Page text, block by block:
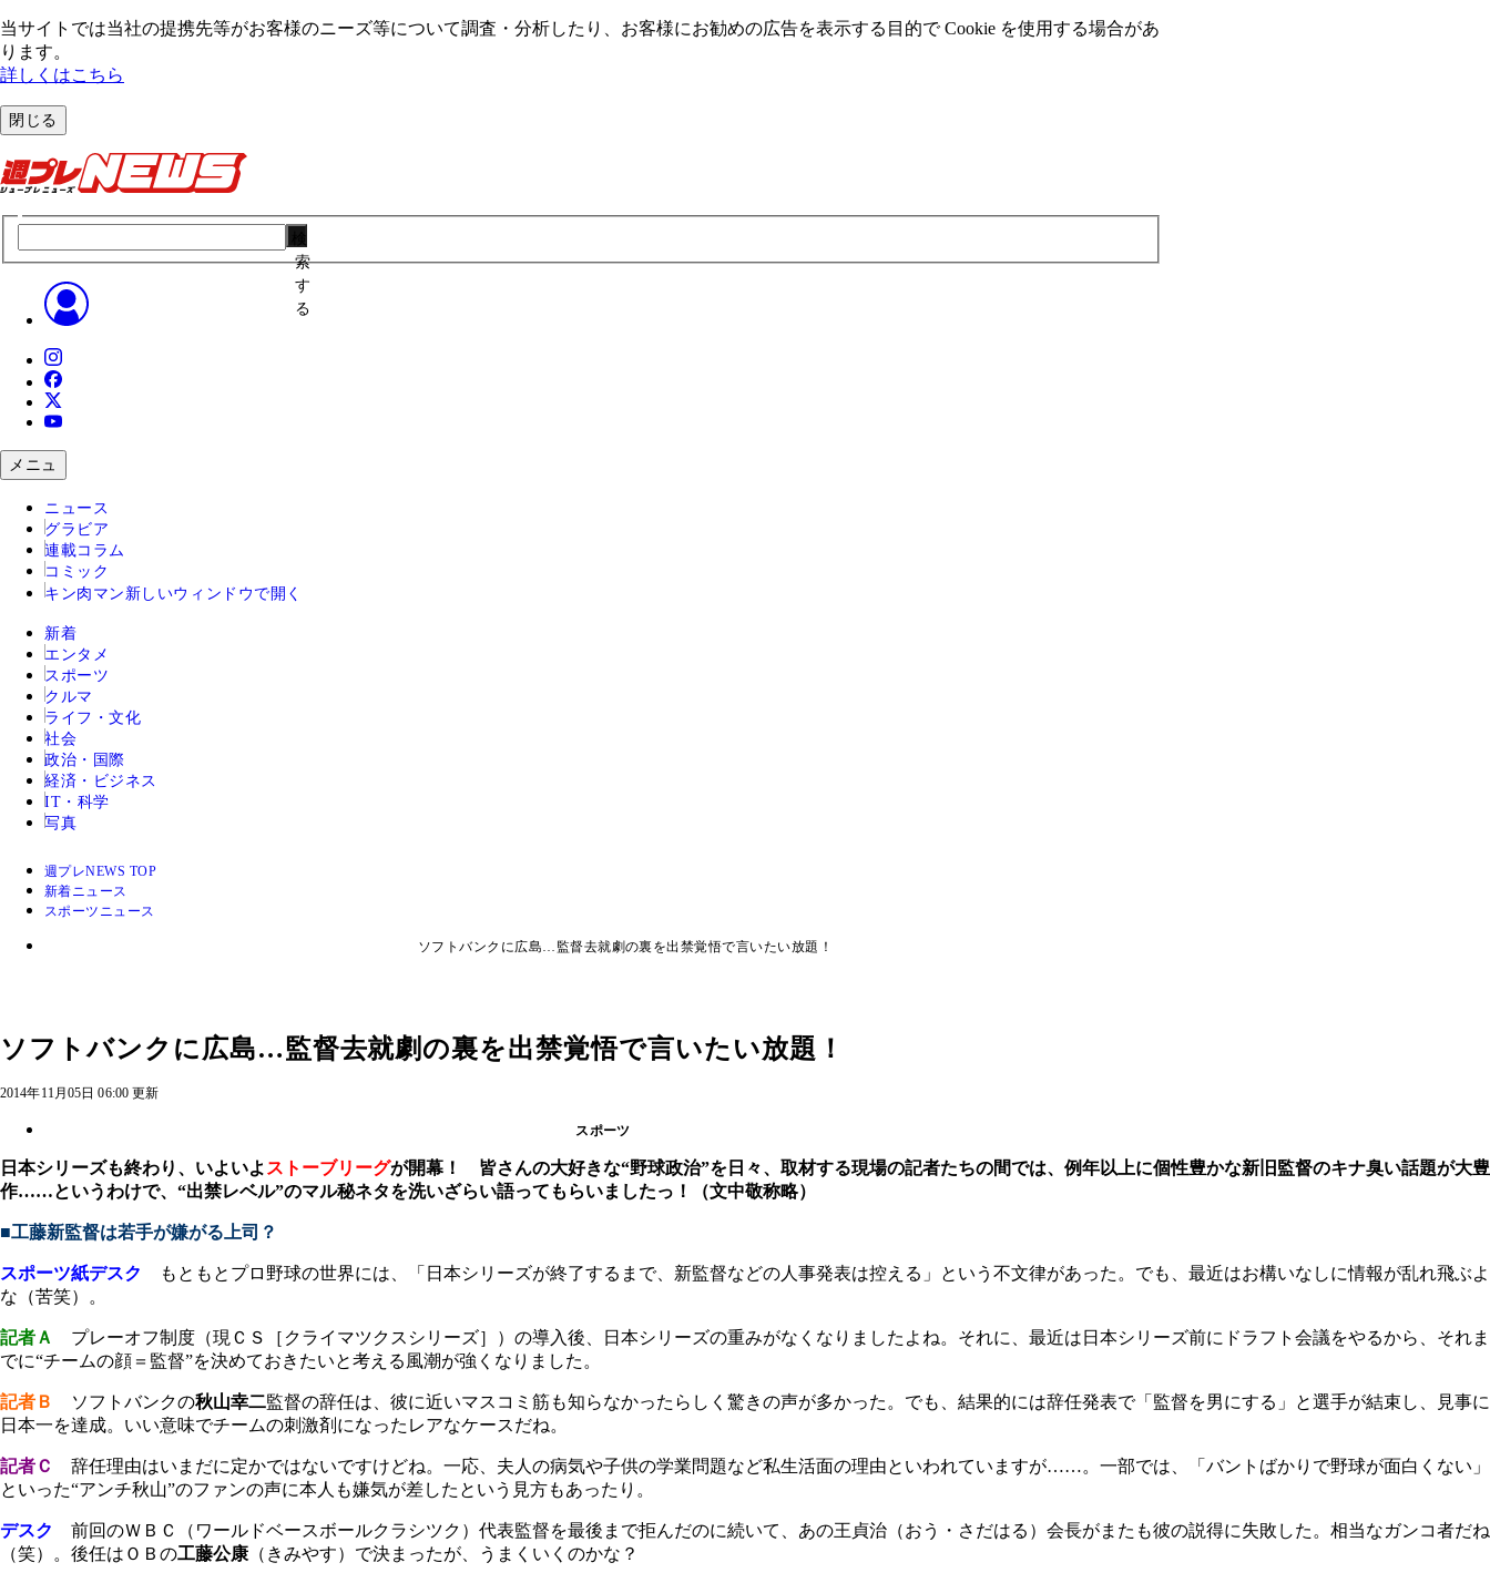
当サイトでは当社の提携先等がお客様のニーズ等について調査・分析したり、お客様にお勧めの広告を表⽰する⽬的で Cookie を使⽤する場合があ
ります。
詳しくはこちら
閉じる
索
す
る
メニュ
ニュース
グラビア
連載コラム
コミック
キン肉マン 新しいウィンドウで開く
新着
エンタメ
スポーツ
クルマ
ライフ・文化
社会
政治・国際
経済・ビジネス
IT・科学
写真
週プレNEWS TOP
新着ニュース
スポーツニュース
ソフトバンクに広島…監督去就劇の裏を出禁覚悟で言いたい放題！
ソフトバンクに広島…監督去就劇の裏を出禁覚悟で言いたい放題！
2014年11月05日 06:00 更新
スポーツ
日本シリーズも終わり、いよいよ ストーブリーグが開幕！ 皆さんの大好きな“野球政治”を日々、取材する現場の記者たちの間では、例年以上に個性豊かな新旧監督のキナ臭い話題が大豊
作……というわけで、“出禁レベル”のマル秘ネタを洗いざらい語ってもらいましたっ！（文中敬称略）
■工藤新監督は若手が嫌がる上司？
スポーツ紙デスク
もともとプロ野球の世界には、「日本シリーズが終了するまで、新監督などの人事発表は控える」という不文律があった。でも、最近はお構いなしに情報が乱れ飛ぶよ
な（苦笑）。
記者Ａ
プレーオフ制度（現ＣＳ［クライマツクスシリーズ］）の導入後、日本シリーズの重みがなくなりましたよね。それに、最近は日本シリーズ前にドラフト会議をやるから、それま
でに“チームの顔＝監督”を決めておきたいと考える風潮が強くなりました。
記者Ｂ ソフトバンクの秋山幸二監督の辞任は、彼に近いマスコミ筋も知らなかったらしく驚きの声が多かった。でも、結果的には辞任発表で「監督を男にする」と選手が結束し、見事に
日本一を達成。いい意味でチームの刺激剤になったレアなケースだね。
記者Ｃ
辞任理由はいまだに定かではないですけどね。一応、夫人の病気や子供の学業問題など私生活面の理由といわれていますが……。一部では、「バントばかりで野球が面白くない」
といった“アンチ秋山”のファンの声に本人も嫌気が差したという見方もあったり。
デスク
前回のＷＢＣ（ワールドベースボールクラシツク）代表監督を最後まで拒んだのに続いて、あの王貞治（おう・さだはる）会長がまたも彼の説得に失敗した。相当なガンコ者だね
（笑）。後任はＯＢの工藤公康 （きみやす）で決まったが、うまくいくのかな？